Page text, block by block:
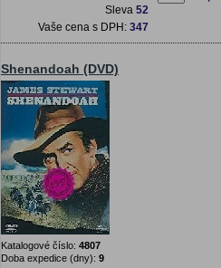
Sleva 52
Vaše cena s DPH: 347
Shenandoah (DVD)
Katalogové číslo: 4807
Doba expedice (dny): 9